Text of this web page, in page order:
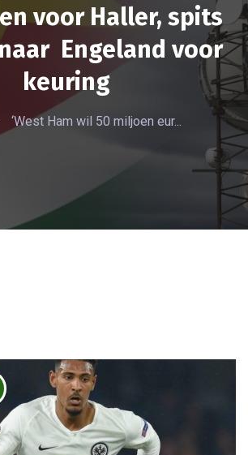
voor Haller, spits
Engeland voor
keuring
‘West Ham wil 50 miljoen eur...